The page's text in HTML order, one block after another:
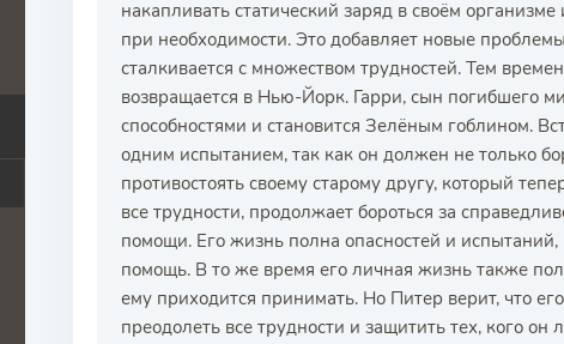
накапливать статический заряд в своём
при необходимости. Это добавляет новые
сталкивается с множеством трудностей. Тем
возвращается в Нью-Йорк. Гарри, сын погибшего
способностями и становится Зелёным гоблином.
одним испытанием, так как он должен не только
противостоять своему старому другу, который
все трудности, продолжает бороться за
помощи. Его жизнь полна опасностей и испытаний,
помощь. В то же время его личная жизнь также
ему приходится принимать. Но Питер верит, что
преодолеть все трудности и защитить тех, кого